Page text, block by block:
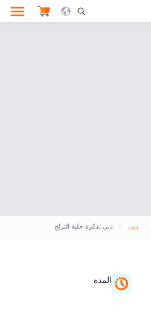
Search Opener Icon
دبي دبي تذكرة حلبة التزلج
المدة